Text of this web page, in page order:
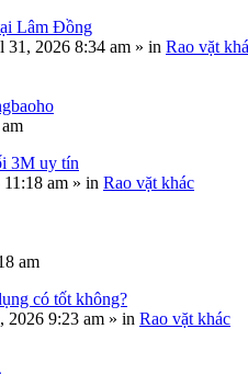
Lâm Đồng
31, 2026 8:34 am » in Rao vặt
3M uy tín
am » in Rao vặt khác
am
có tốt không?
2026 9:23 am » in Rao vặt khác